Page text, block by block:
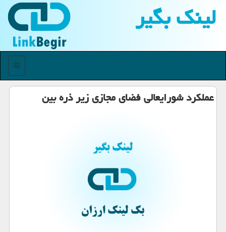
لینك بگیر
منو
عملکرد شورایعالی فضای مجازی زیر ذره بین